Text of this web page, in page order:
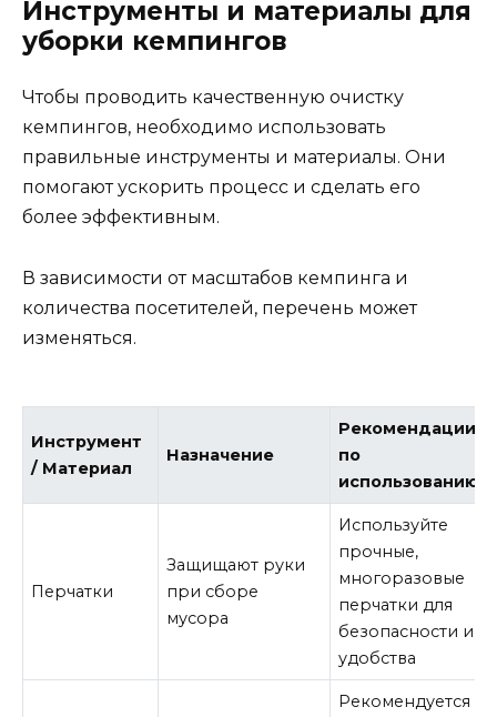
Инструменты и материалы для
уборки кемпингов
Чтобы проводить качественную очистку
кемпингов, необходимо использовать
правильные инструменты и материалы. Они
помогают ускорить процесс и сделать его
более эффективным.
В зависимости от масштабов кемпинга и
количества посетителей, перечень может
изменяться.
Инструмент
/ Материал
Назначение
Рекомендации
по
использованию
Перчатки
Защищают руки
при сборе
мусора
Используйте
прочные,
многоразовые
перчатки для
безопасности и
удобства
Рекомендуется